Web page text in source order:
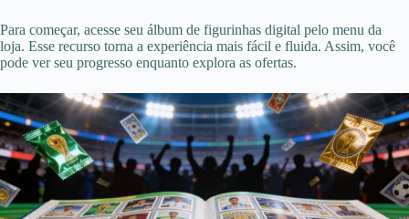
Para começar, acesse seu álbum de figurinhas digital pelo menu da
loja. Esse recurso torna a experiência mais fácil e fluida. Assim, você
pode ver seu progresso enquanto explora as ofertas.